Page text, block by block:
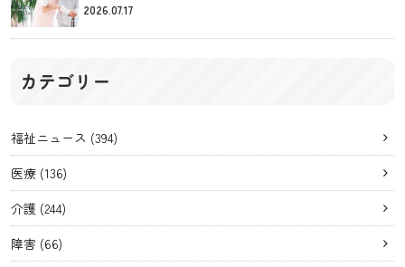
2026.07.17
カテゴリー
福祉ニュース (394)
医療 (136)
介護 (244)
障害 (66)